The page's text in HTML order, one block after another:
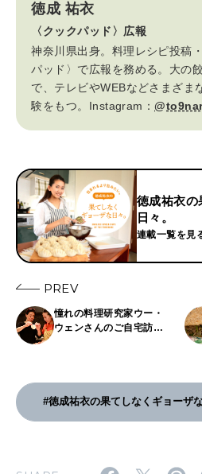
徳成 祐衣
〈クックパッド〉広報
神奈川県出身。料理レシピ投稿
パッド〉で広報を務める。大の
で、テレビやWEBなどさまざま
験をもつ。Instagram：
徳成祐衣の
日々。
連載一覧を見
PREV
憧れの料理研究家ウー・
ウェンさんのご自宅訪
#徳成祐衣の果てしなくギョーザな